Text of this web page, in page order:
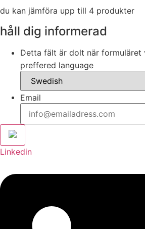
du kan jämföra upp till 4 produkter
håll dig informerad
Detta fält är dolt när formuläret
preffered language
Email
Linkedin